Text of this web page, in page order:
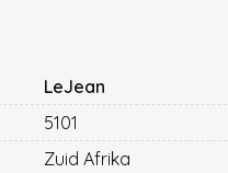
LeJean
5101
Zuid Afrika